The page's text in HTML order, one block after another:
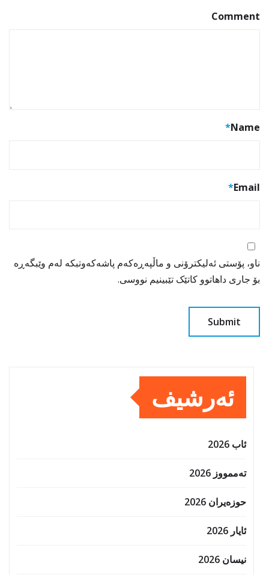
Comment
Name
*
Email
*
ناو، پۆستی ئەلیکترۆنی و ماڵپەڕەکەم پاشەکەوتبکە لەم وێبگەڕە
بۆ جاری داهاتوو کاتێک تێبینیم نووسی.
ئەرشیف
ئاب 2026
تەممووز 2026
حوزه‌یران 2026
ئایار 2026
نیسان 2026